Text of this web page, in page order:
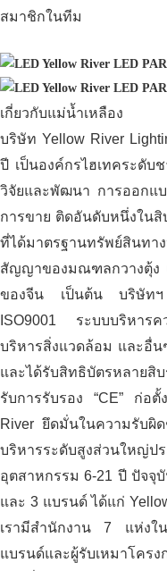
สมาชิกในทีม
เกี่ยวกับแม่น้ำเหลือง
บริษัท Yellow River
ปี เป็นองค์กรไฮเทคระดับ
วิจัยและพัฒนา การออกแ
การขาย ติดอันดับหนึ่งใน
ที่ได้มาตรฐานทรัพย์สินท
สัญญาของมณฑลกวางตุ้ง
ของจีน เป็นต้น บริษัทฯ
ISO9001 ระบบบริหาร
บริหารสิ่งแวดล้อม และอื่
และได้รับสิทธิบัตรหลาย
รับการรับรอง “CE” ก่อ
River ยึดมั่นในความรับผิ
บริหารระดับสูงส่วนใหญ่ป
อุตสาหกรรม 6-21 ปี ปัจจุ
และ 3 แบรนด์ ได้แก่
เรามีสำนักงาน 7 แห่งใ
แบรนด์และผู้รับเหมาโคร